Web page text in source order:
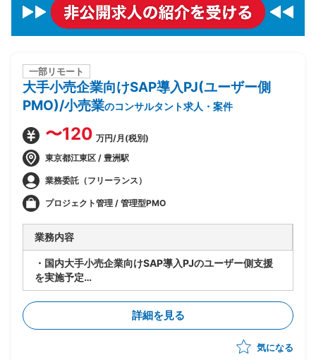
一部リモート
大手小売企業向けSAP導入PJ(ユーザー側
PMO)/小売業のコンサルタント求人・案件
〜120 万円/月(税別)
東京都江東区 / 豊洲駅
業務委託（フリーランス）
プロジェクト管理 / 管理型PMO
業務内容
・国内大手小売企業向けSAP導入PJのユーザー側支援
を実施予定
・要件定義/設計フェーズ(2026年7月~9月)を担当
・顧客社内の合意形成
・将来SAP展開に向けたスコープと優先順位整理
・経営層および各社内推進リードの意識改革推進
詳細を見る
気になる